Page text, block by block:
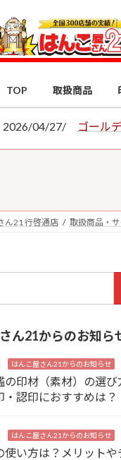
TOP 取扱商品
2026/04/27/ ゴール
ん21 行啓通店 取扱商品・
ん21からのお知ら
はんこ屋さん21からのお知らせ
の印材（素材）の選び
・認印におすすめは？
はんこ屋さん21からのお知らせ
使い方は？メリットや